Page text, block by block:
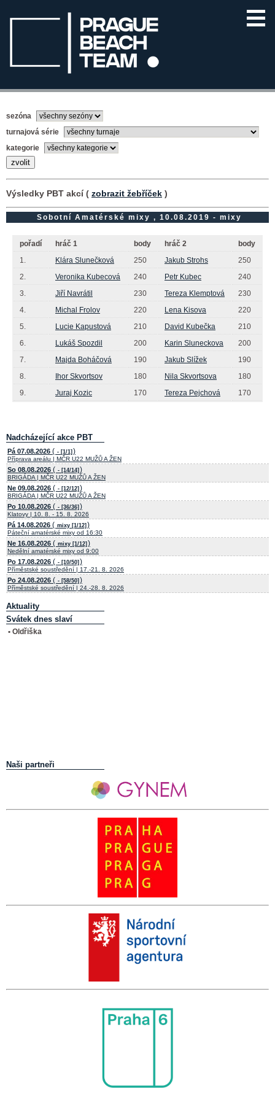
sezóna
turnajová série
kategorie
Výsledky PBT akcí ( zobrazit žebříček )
Sobotní Amatérské mixy , 10.08.2019 - mixy
pořadí hráč 1 body hráč 2
body
1.
Klára Slunečková 250 Jakub Strohs
250
2.
Veronika Kubecová 240 Petr Kubec
240
3.
Jiří Navrátil 230 Tereza Klemptová
230
4.
Michal Frolov 220 Lena Kisova
220
5.
Lucie Kapustová 210 David Kubečka
210
6.
Lukáš Spozdil 200 Karin Sluneckova
200
7.
Majda Boháčová 190 Jakub Slížek
190
8.
Ihor Skvortsov 180 Nila Skvortsova
180
9.
Juraj Kozic 170 Tereza Pejchová 170
Nadcházející akce PBT
Pá 07.08.2026 ( - [1/1] )
Příprava areálu | MČR U22 MUŽŮ A ŽEN
So 08.08.2026 ( - [14/14] )
BRIGÁDA | MČR U22 MUŽŮ A ŽEN
Ne 09.08.2026 ( - [12/12] )
BRIGÁDA | MČR U22 MUŽŮ A ŽEN
Po 10.08.2026 ( - [36/36] )
Klatovy | 10. 8. - 15. 8. 2026
Pá 14.08.2026 ( mixy [1/12] )
Páteční amatérské mixy od 16:30
Ne 16.08.2026 ( mixy [1/12] )
Nedělní amatérské mixy od 9:00
Po 17.08.2026 ( - [10/50] )
Příměstské soustředění | 17.-21. 8. 2026
Po 24.08.2026 ( - [58/50] )
Příměstské soustředění | 24.-28. 8. 2026
Aktuality
Svátek dnes slaví
• Oldřiška
Naši partneři